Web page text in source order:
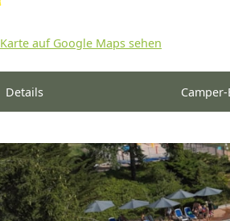
Karte auf Google Maps sehen
Details